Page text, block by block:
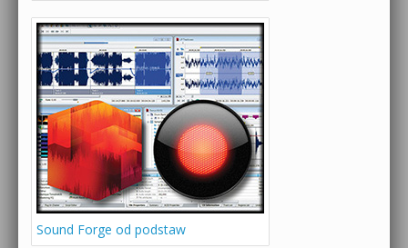
Sound Forge od podstaw